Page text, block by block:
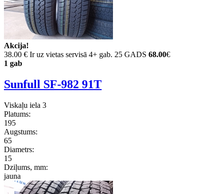
Akcija!
38.00 € Ir uz vietas servisā 4+ gab. 25 GADS 68.00€
1 gab
Sunfull SF-982 91T
Viskaļu iela 3
Platums:
195
Augstums:
65
Diametrs:
15
Dziļums, mm:
jauna